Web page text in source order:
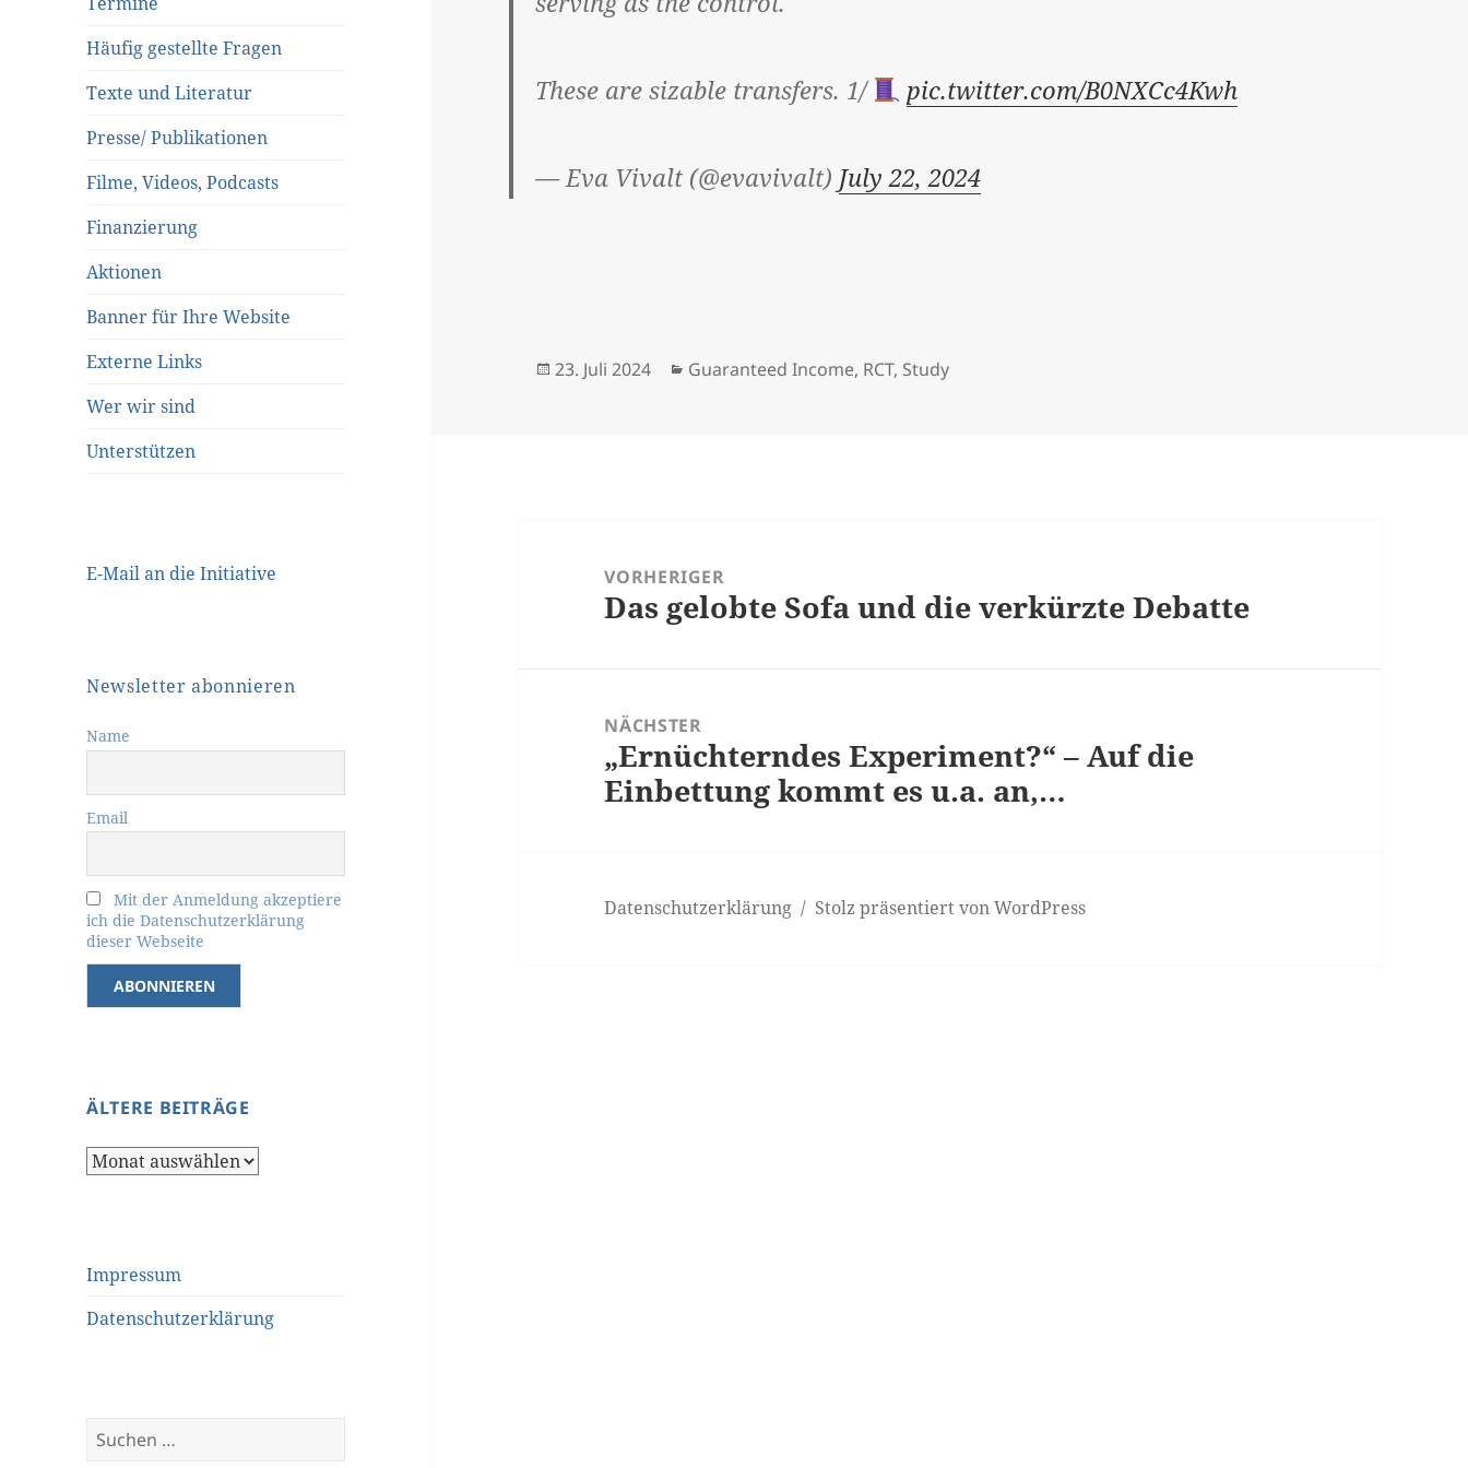
Häufig gestellte Fragen
Texte und Literatur
Presse/ Publikationen
Filme, Videos, Podcasts
Finanzierung
Aktionen
Banner für Ihre Website
Externe Links
Wer wir sind
Unterstützen
E-Mail an die Initiative
Newsletter abonnieren
Name
Email
Mit der Anmeldung akzeptiere
ich die Datenschutzerklärung
dieser Webseite
ÄLTERE BEITRÄGE
Ältere
Impressum
Datenschutzerklärung
Suchen
nach:
These are sizable transfers. 1/ pic.twitter.com/B0NXCc4Kwh
— Eva Vivalt (@evavivalt) July 22, 2024
Veröffentlicht
23. Juli 2024 Kategorien
Guaranteed Income, RCT, Study
VORHERIGER
Vorheriger
Das gelobte Sofa und die verkürzte Debatte
NÄCHSTER
Nächster
Beitrag:
„Ernüchterndes Experiment?“ – Auf die
Einbettung kommt es u.a. an,…
Datenschutzerklärung Stolz präsentiert von WordPress